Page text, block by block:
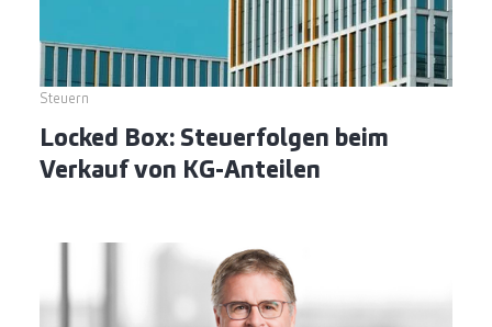
Steuern
Locked Box: Steuerfolgen beim
Verkauf von KG-Anteilen